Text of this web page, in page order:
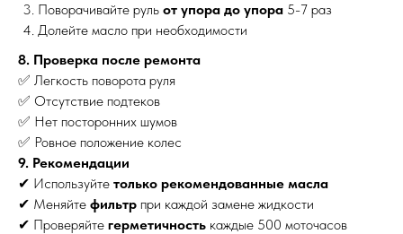
Поворачивайте руль от упора до упора 5-7 раз
Долейте масло при необходимости
8. Проверка после ремонта
✅ Легкость поворота руля
✅ Отсутствие подтеков
✅ Нет посторонних шумов
✅ Ровное положение колес
9. Рекомендации
✔ Используйте только рекомендованные масла
✔ Меняйте фильтр при каждой замене жидкости
✔ Проверяйте герметичность каждые 500 моточасов